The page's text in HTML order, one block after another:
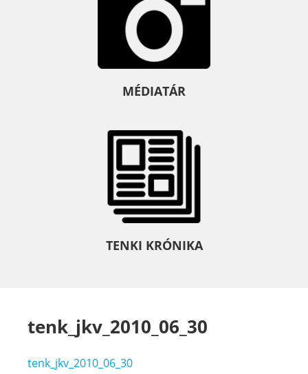
MÉDIATÁR
TENKI KRÓNIKA
tenk_jkv_2010_06_30
tenk_jkv_2010_06_30